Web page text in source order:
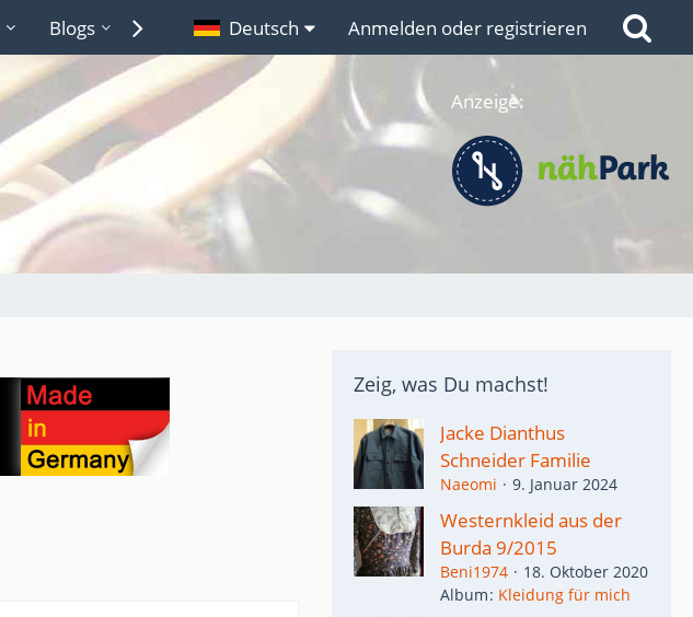
Blogs Lexikon Links
Deutsch Anmelden oder registrieren
Anzeige:
Zeig, was Du machst!
Jacke Dianthus
Schneider Familie
Naeomi 9. Januar 2024
Westernkleid aus der
Burda 9/2015
Beni1974
18. Oktober 2020
Album Kleidung für mich